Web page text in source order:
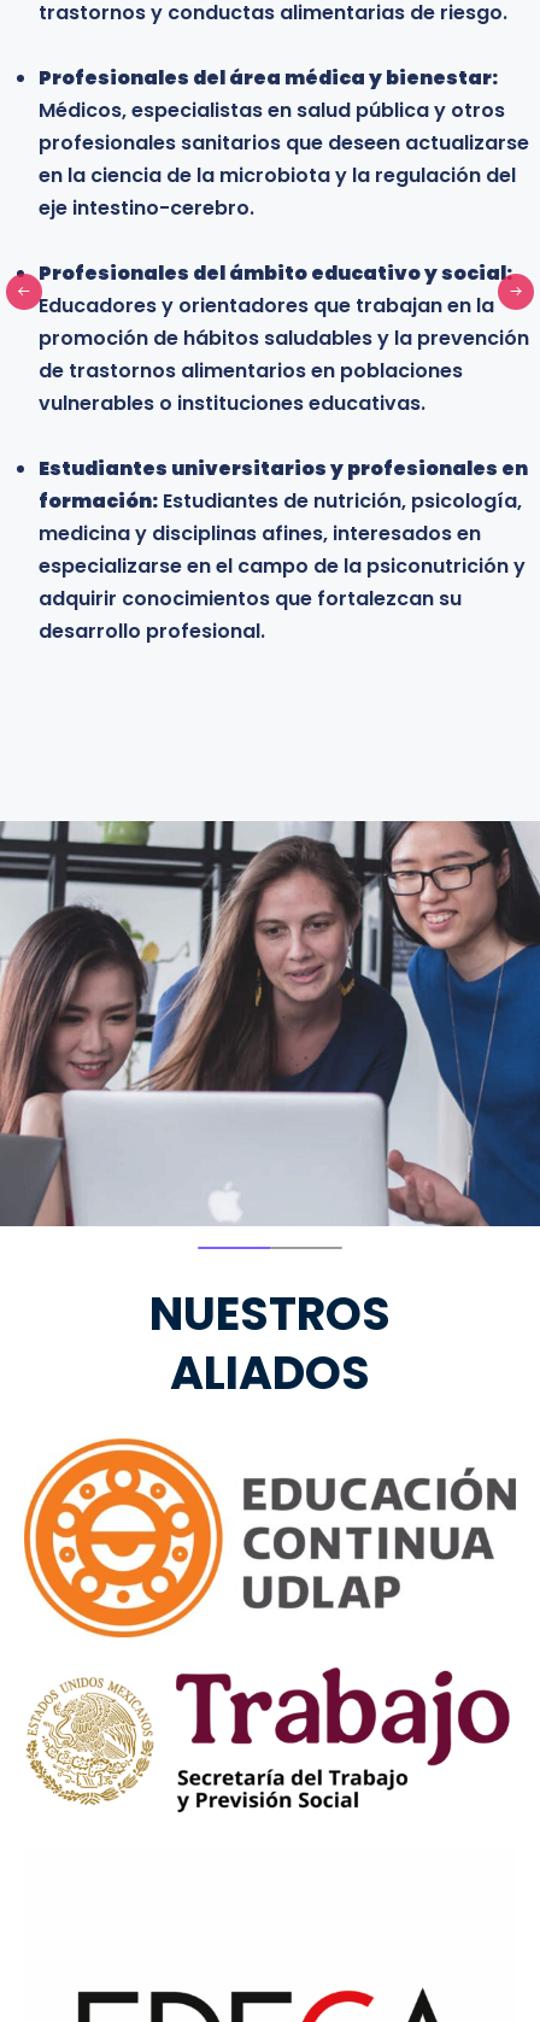
trastornos y conductas alimentarias de riesgo.
Profesionales del área médica y bienestar:
Médicos, especialistas en salud pública y otros
profesionales sanitarios que deseen actualizarse
en la ciencia de la microbiota y la regulación del
eje intestino-cerebro.
Profesionales del ámbito educativo y social:
Educadores y orientadores que trabajan en la
promoción de hábitos saludables y la prevención
de trastornos alimentarios en poblaciones
vulnerables o instituciones educativas.
Estudiantes universitarios y profesionales en
formación: Estudiantes de nutrición, psicología,
medicina y disciplinas afines, interesados en
especializarse en el campo de la psiconutrición y
adquirir conocimientos que fortalezcan su
desarrollo profesional.
Profesionales que trabajan en programas de
instituciones sanitarias, centros de rehabilitación
o proyectos de salud pública que requieren
herramientas eficaces de regulación emocional.
Profesionales del ámbito social y educativo:
educadores que acompañan procesos de
desarrollo humano y que desean integrar
herramientas de reestructuración cognitiva en su
práctica.
formación:Estudiantes de psicología, medicina
y disciplinas afines interesados en especializarse
en el modelo cognitivo-conductual y adquirir una
base sólida para su futuro ejercicio profesional.
NUESTROS
ALIADOS